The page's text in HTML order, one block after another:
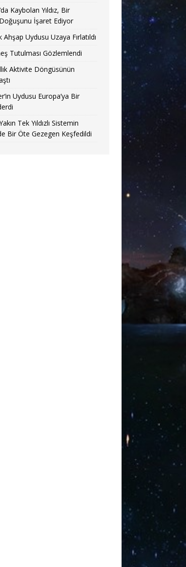
Kaybolan Yıldız, Bir
İşaret Ediyor
Ahşap Uydusu Uzaya Fırlatıldı
Tutulması Gözlemlendi
Aktivite Döngüsünün
Uydusu Europa’ya Bir
Tek Yıldızlı Sistemin
Bir Öte Gezegen Keşfedildi